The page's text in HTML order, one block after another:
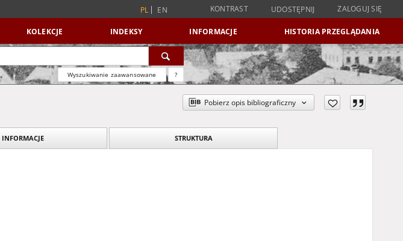
PL EN KONTRAST UDOSTĘPNIJ ZALOGUJ SIĘ
KOLEKCJE INDEKSY INFORMACJE HISTORIA PRZEGLĄDANIA
Wyszukiwanie zaawansowane ?
Pobierz opis bibliograficzny
INFORMACJE STRUKTURA